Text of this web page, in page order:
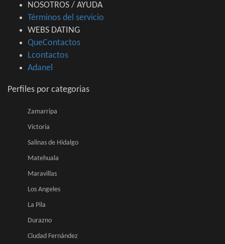
NOSOTROS / AYUDA
Términos del servicio
WEBS DATING
QueContactos
Lcontactos
Adanel
Perfiles por categorias
Zamarripa
Victoria
Salinas de Hidalgo
Matehuala
Maravillas
Los Angeles
La Pila
Durazno
Ciudad Fernández